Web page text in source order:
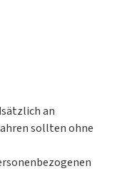
an
sollten ohne